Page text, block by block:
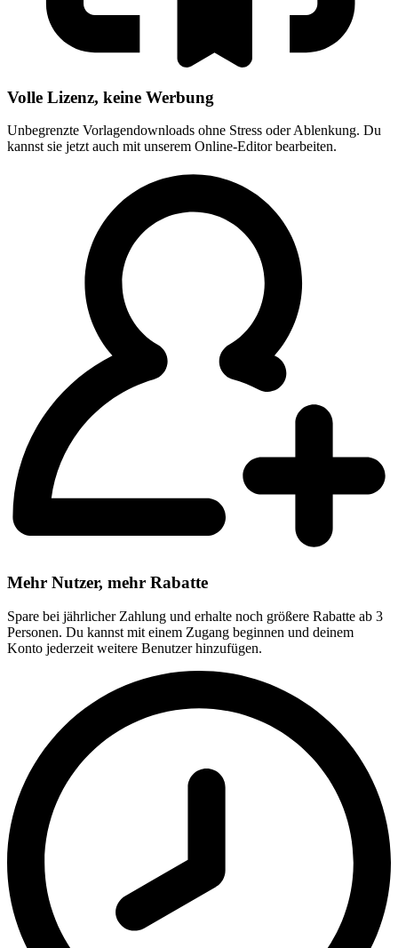
Volle Lizenz, keine Werbung
Unbegrenzte Vorlagendownloads ohne Stress oder Ablenkung. Du
kannst sie jetzt auch mit unserem Online-Editor bearbeiten.
Mehr Nutzer, mehr Rabatte
Spare bei jährlicher Zahlung und erhalte noch größere Rabatte ab 3
Personen. Du kannst mit einem Zugang beginnen und deinem
Konto jederzeit weitere Benutzer hinzufügen.